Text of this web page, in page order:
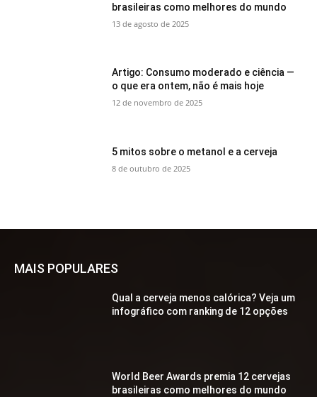
brasileiras como melhores do mundo
13 de agosto de 2025
Artigo: Consumo moderado e ciência —
o que era ontem, não é mais hoje
12 de novembro de 2025
5 mitos sobre o metanol e a cerveja
8 de outubro de 2025
MAIS POPULARES
Qual a cerveja menos calórica? Veja um
infográfico com ranking de 12 opções
World Beer Awards premia 12 cervejas
brasileiras como melhores do mundo